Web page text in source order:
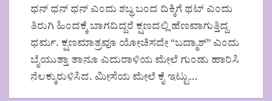
ಧನ್ ಧನ್ ಧನ್ ಎಂದು ಶಬ್ಧ ಬಂದ ದಿಕ್ಕಿಗೆ ಥಟ್ ಎಂದು
ತಿರುಗಿ ಹಿಂದಕ್ಕೆ ಬಾಗದಿದ್ದರೆ ಕ್ಷಣದಲ್ಲಿ ಹೆಣವಾಗುತ್ತಿದ್ದ
ಧರ್ಮ. ಕ್ಷಣಮಾತ್ರವೂ ಯೋಚಿಸದೇ “ಬದ್ಮಾಶ್” ಎಂದು
ಬೈಯುತ್ತಾ ತಾನೂ ಎದುರಾಳಿಯ ಮೇಲೆ ಗುಂಡು ಹಾರಿಸಿ
ನೆಲಕ್ಕುರುಳಿಸಿದ. ಮೀಸೆಯ ಮೇಲೆ ಕೈ ಇಟ್ಟು…